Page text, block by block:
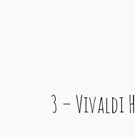
3 – Vivaldi